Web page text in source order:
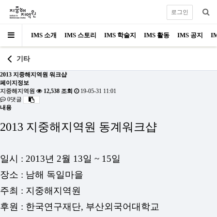
IMS 소개 IMS 스토리 IMS 학술지 IMS 활동 IMS 공지
로그인
기타
2013 지중해지역원 워크샵
페이지정보
지중해지역원
12,538 조회
19-05-31 11:01
0댓글
내용
2013 지중해지역원 동계워크샵
일시 : 2013년 2월 13일 ~ 15일
장소 : 남해 독일마을
주최 : 지중해지역원
후원 : 한국연구재단, 부산외국어대학교